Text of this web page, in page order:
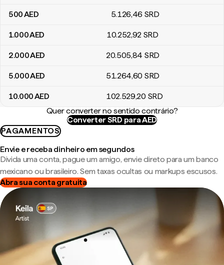
500AED 5.126,46 SRD
1.000AED 10.252,92 SRD
2.000AED 20.505,84 SRD
5.000AED 51.264,60 SRD
10.000AED 102.529,20 SRD
Quer converter no sentido contrário?
Converter SRD para AED
PAGAMENTOS
Envie e receba dinheiro em segundos
Divida uma conta, pague um amigo, envie direto para um banco
mexicano ou brasileiro. Sem taxas ocultas ou markups escusos.
Abra sua conta gratuita